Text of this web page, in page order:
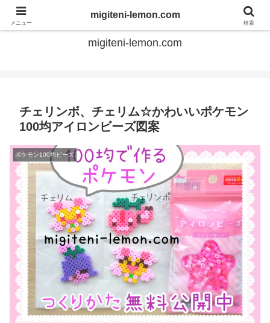
てのひらアイロンビーズ
migiteni-lemon.com
チェリンボ、チェリム☆かわいいポケモン
100均アイロンビーズ図案
ポケモン100均ビーズ
メニュー
migiteni-lemon.com
検索